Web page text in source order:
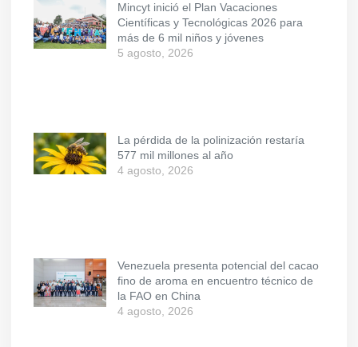
Mincyt inició el Plan Vacaciones
Científicas y Tecnológicas 2026 para
más de 6 mil niños y jóvenes
5 agosto, 2026
La pérdida de la polinización restaría
577 mil millones al año
4 agosto, 2026
Venezuela presenta potencial del cacao
fino de aroma en encuentro técnico de
la FAO en China
4 agosto, 2026